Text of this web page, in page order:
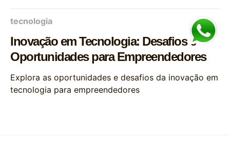
tecnologia
Inovação em Tecnologia: Desafios e
Oportunidades para Empreendedores
Explora as oportunidades e desafios da inovação em
tecnologia para empreendedores